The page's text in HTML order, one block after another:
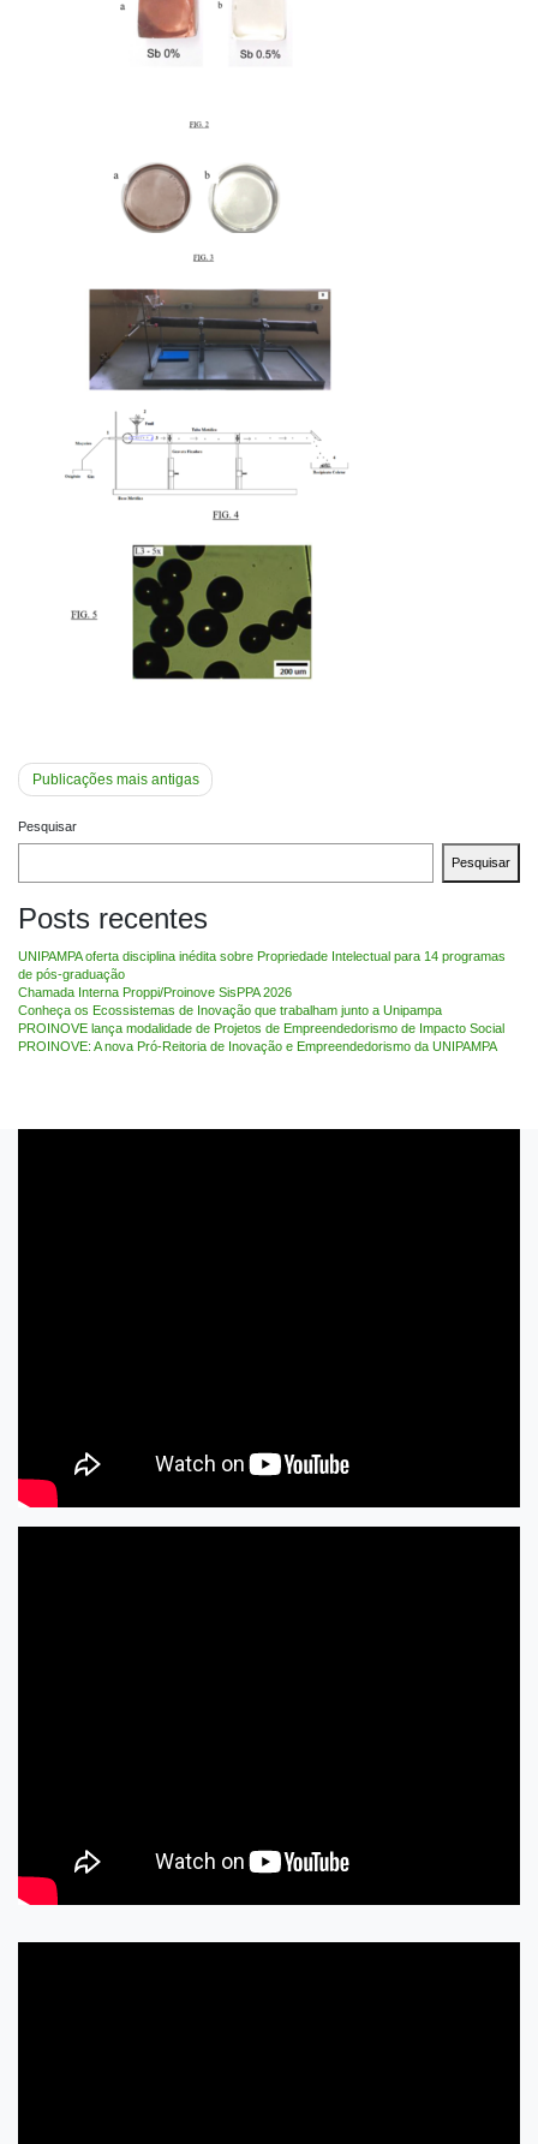
Navegação
posts
Publicações mais antigas
Pesquisar
Pesquisar
Posts recentes
UNIPAMPA oferta disciplina inédita sobre Propriedade Intelectual para 14 programas
de pós-graduação
Chamada Interna Proppi/Proinove SisPPA 2026
Conheça os Ecossistemas de Inovação que trabalham junto a Unipampa
PROINOVE lança modalidade de Projetos de Empreendedorismo de Impacto Social
PROINOVE: A nova Pró-Reitoria de Inovação e Empreendedorismo da UNIPAMPA